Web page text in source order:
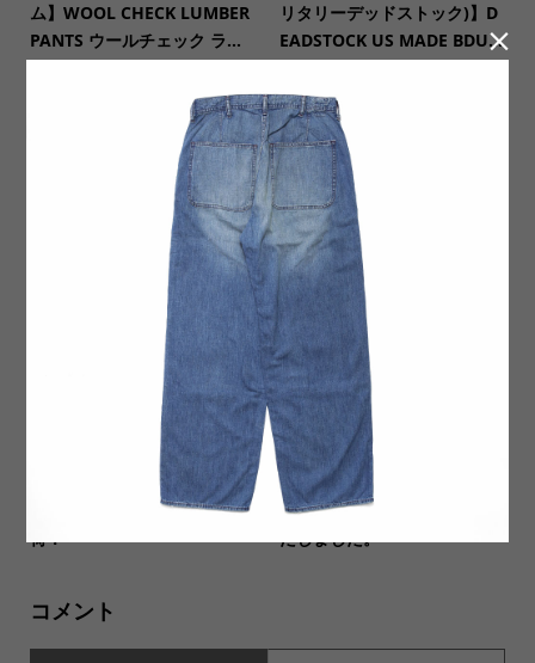
ム】WOOL CHECK LUMBER
PANTS ウールチェック ラ...
リタリーデッドストック)】D
EADSTOCK US MADE BDU...
ハンドメイドによるNORTH S
T(ノースストリート）のBAG
【Commodities コモディテ
ィーズ】2種類が入荷いたし
ました。
イタリア軍で採用されていた
希少なデッドストック3型入
荷！
【JHANKSON(ジャンクソ
ン)】Tシャツが３種類入荷い
たしました。
コメント
